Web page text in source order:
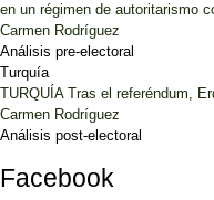
en un régimen de autoritarismo
Carmen Rodríguez
Análisis pre-electoral
Turquía
TURQUÍA Tras el referéndum,
Carmen Rodríguez
Análisis post-electoral
Facebook